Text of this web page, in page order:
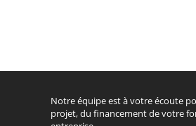
Notre équipe est à votre écoute
projet, du financement de votre